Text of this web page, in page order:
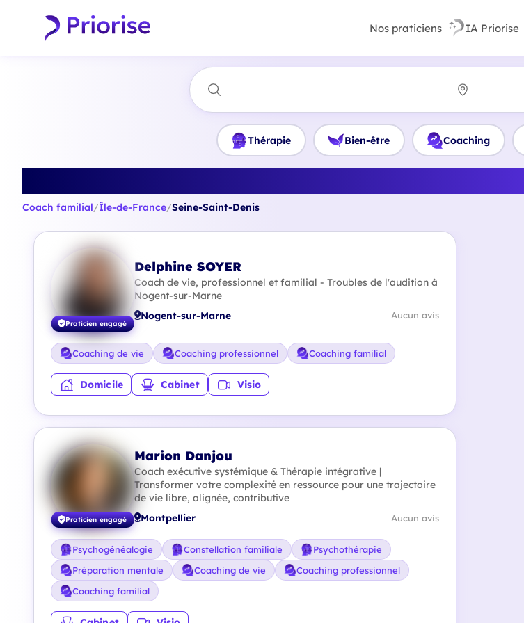
Nos praticiens IA Priorise
Thérapie Bien-être Coaching
Coach familial/Île-de-France/Seine-Saint-Denis
Praticien engagé
Delphine SOYER
Coach de vie, professionnel et familial - Troubles de l'audition à
Nogent-sur-Marne
Nogent-sur-Marne Aucun avis
Coaching de vie Coaching professionnel Coaching familial
Domicile Cabinet Visio
Praticien engagé
Marion Danjou
Coach exécutive systémique & Thérapie intégrative |
Transformer votre complexité en ressource pour une trajectoire
de vie libre, alignée, contributive
Montpellier Aucun avis
Psychogénéalogie Constellation familiale
Psychothérapie
Préparation mentale
Coaching de vie
Coaching professionnel
Coaching familial